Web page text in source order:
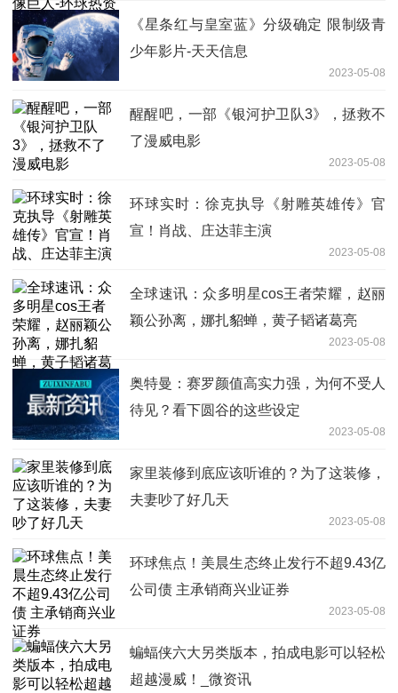
《星条红与皇室蓝》分级确定 限制级青
少年影片-天天信息
2023-05-08
醒醒吧，一部《银河护卫队3》，拯救不
了漫威电影
2023-05-08
环球实时：徐克执导《射雕英雄传》官
宣！肖战、庄达菲主演
2023-05-08
全球速讯：众多明星cos王者荣耀，赵丽
颖公孙离，娜扎貂蝉，黄子韬诸葛亮
2023-05-08
奥特曼：赛罗颜值高实力强，为何不受人
待见？看下圆谷的这些设定
2023-05-08
家里装修到底应该听谁的？为了这装修，
夫妻吵了好几天
2023-05-08
环球焦点！美晨生态终止发行不超9.43亿
公司债 主承销商兴业证券
2023-05-08
蝙蝠侠六大另类版本，拍成电影可以轻松
超越漫威！_微资讯